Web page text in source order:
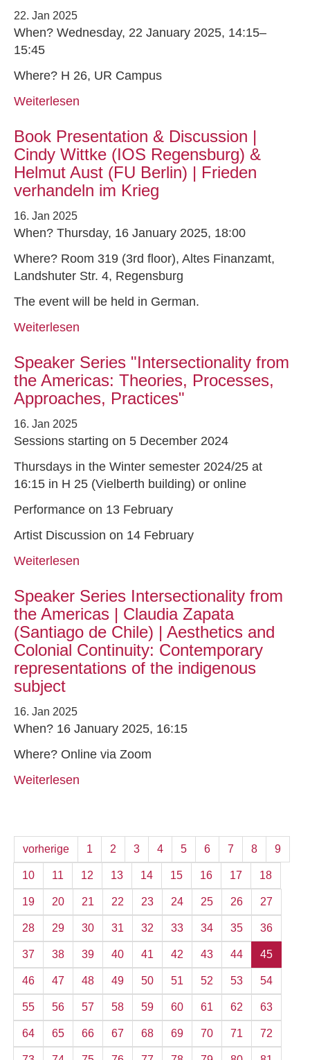
22. Jan 2025
When? Wednesday, 22 January 2025, 14:15–
15:45
Where? H 26, UR Campus
Weiterlesen
Book Presentation & Discussion |
Cindy Wittke (IOS Regensburg) &
Helmut Aust (FU Berlin) | Frieden
verhandeln im Krieg
16. Jan 2025
When? Thursday, 16 January 2025, 18:00
Where? Room 319 (3rd floor), Altes Finanzamt,
Landshuter Str. 4, Regensburg
The event will be held in German.
Weiterlesen
Speaker Series "Intersectionality from
the Americas: Theories, Processes,
Approaches, Practices"
16. Jan 2025
Sessions starting on 5 December 2024
Thursdays in the Winter semester 2024/25 at
16:15 in H 25 (Vielberth building) or online
Performance on 13 February
Artist Discussion on 14 February
Weiterlesen
Speaker Series Intersectionality from
the Americas | Claudia Zapata
(Santiago de Chile) | Aesthetics and
Colonial Continuity: Contemporary
representations of the indigenous
subject
16. Jan 2025
When? 16 January 2025, 16:15
Where? Online via Zoom
Weiterlesen
vorherige 1 2 3 4 5 6 7 8 9
10 11 12 13 14 15 16 17 18
19 20 21 22 23 24 25 26 27
28 29 30 31 32 33 34 35 36
37 38 39 40 41 42 43 44 45
46 47 48 49 50 51 52 53 54
55 56 57 58 59 60 61 62 63
64 65 66 67 68 69 70 71 72